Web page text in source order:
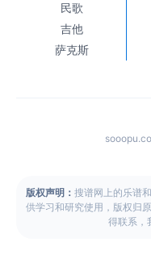
民歌
吉他
萨克斯
版权声明： 搜谱网上的乐谱
供学习和研究使用，版权归
得联系，